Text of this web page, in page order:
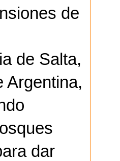
de
de Salta,
Argentina,
dar